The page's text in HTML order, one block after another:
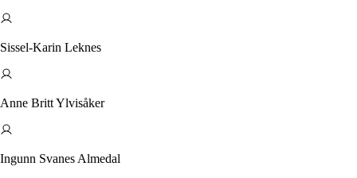
Sissel-Karin Leknes
Anne Britt Ylvisåker
Ingunn Svanes Almedal